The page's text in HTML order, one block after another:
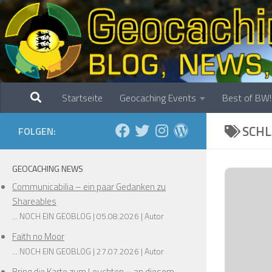
❅
Zum Inhalt springen
Startseite Geocaching Events Best of BW!
FOLGEN:
GEOCACHING NEWS
Communicabilia – ein paar Gedanken zu
Shareables
... NOCH EIN GEOBLOG 05.08.2026 Autor
Faith no Moor
... NOCH EIN GEOBLOG 27.07.2026 Autor